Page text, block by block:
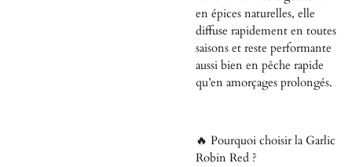
en épices naturelles, elle
diffuse rapidement en toutes
saisons et reste performante
aussi bien en pêche rapide
qu’en amorçages prolongés.
🔥 Pourquoi choisir la Garlic
Robin Red ?